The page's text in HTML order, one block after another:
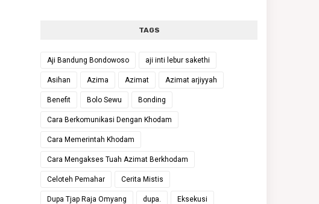
TAGS
Aji Bandung Bondowoso aji inti lebur sakethi
Asihan Azima Azimat Azimat arjiyyah
Benefit Bolo Sewu Bonding
Cara Berkomunikasi Dengan Khodam
Cara Memerintah Khodam
Cara Mengakses Tuah Azimat Berkhodam
Celoteh Pemahar Cerita Mistis
Dupa Tjap Raja Omyang dupa. Eksekusi